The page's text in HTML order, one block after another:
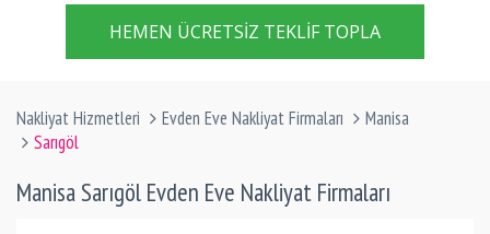
HEMEN ÜCRETSIZ TEKLIF TOPLA
Nakliyat Hizmetleri Evden Eve Nakliyat Firmaları
Manisa
Sarıgöl
Manisa Sarıgöl Evden Eve Nakliyat Firmaları